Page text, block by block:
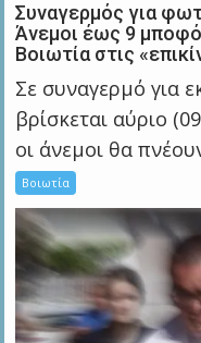
Συναγερμός για
Άνεμοι έως 9
Βοιωτία στις
Σε συναγερμό για
βρίσκεται αύριο
οι άνεμοι θα
Βοιωτία